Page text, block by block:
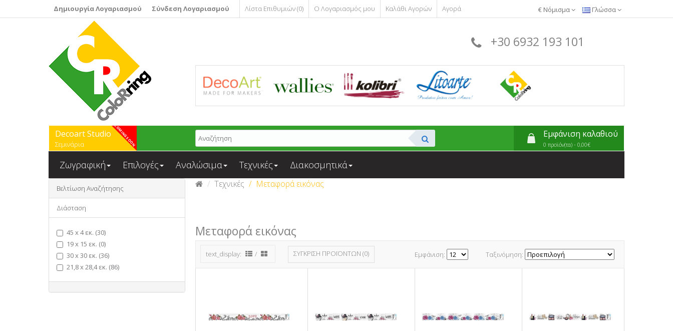
Δημιουργία Λογαριασμού Σύνδεση Λογαριασμού Λίστα Επιθυμιών (0) Ο Λογαριασμός μου Καλάθι Αγορών Αγορά Γλώσσα
€ Νόμισμα
+30 6932 193 101
Decoart Studio
Σεμινάρια
Εμφάνιση καλαθιού
0 προϊόν(τα) - 0,00€
Ζωγραφική Επιλογές Αναλώσιμα Τεχνικές Διακοσμητικά
Βελτίωση Αναζήτησης
Διάσταση
45 x 4 εκ. (30)
19 x 15 εκ. (0)
30 x 30 εκ. (36)
21,8 x 28,4 εκ. (86)
Τεχνικές Μεταφορά εικόνας
Μεταφορά εικόνας
text_display: / ΣΎΓΚΡΙΣΗ ΠΡΟΪΌΝΤΩΝ (0) Ταξινόμηση:
Εμφάνιση: